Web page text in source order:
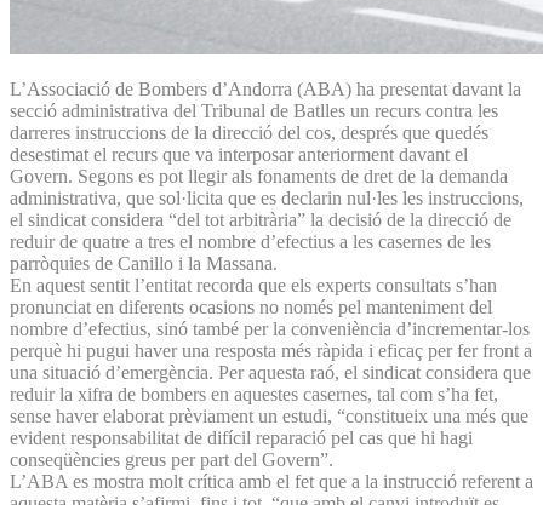
L’Associació de Bombers d’An­dorra (ABA) ha presentat davant la
secció administrativa del Tribunal de Batlles un recurs contra les
darreres instruccions de la direcció del cos, després que quedés
desestimat el recurs que va interposar anteriorment davant el
Govern. Segons es pot llegir als fonaments de dret de la demanda
administrativa, que sol·licita que es declarin nul·les les instruccions,
el sindicat considera “del tot arbitrària” la decisió de la direcció de
reduir de quatre a tres el nombre d’efectius a les casernes de les
parròquies de Canillo i la Massana.
En aquest sentit l’entitat recorda que els experts consultats s’han
pronunciat en diferents ocasions no només pel manteniment del
nombre d’efectius, sinó també per la conveniència d’incrementar-los
perquè hi pugui haver una resposta més ràpida i eficaç per fer front a
una situació d’emergència. Per aquesta raó, el sindicat considera que
reduir la xifra de bombers en aquestes casernes, tal com s’ha fet,
sense haver elaborat prèviament un estudi, “constitueix una més que
evident responsabilitat de difícil reparació pel cas que hi hagi
conseqüències greus per part del Govern”.
L’ABA es mostra molt crítica amb el fet que a la instrucció referent a